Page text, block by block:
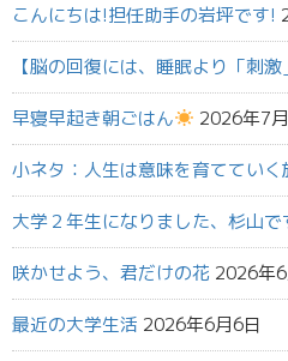
こんにちは!担任助手の岩坪です!
【脳の回復には、睡眠より「刺激
早寝早起き朝ごはん 2026年7
小ネタ：人生は意味を育てていく
大学２年生になりました、杉山で
咲かせよう、君だけの花 2026年
最近の大学生活 2026年6月6日